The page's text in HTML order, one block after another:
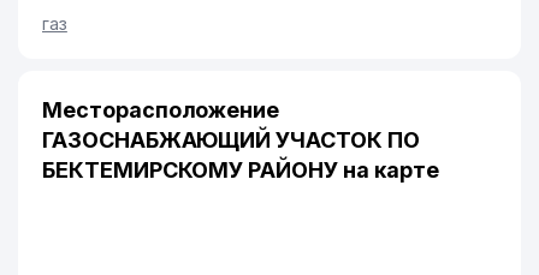
газ
Месторасположение
ГАЗОСНАБЖАЮЩИЙ УЧАСТОК ПО
БЕКТЕМИРСКОМУ РАЙОНУ на карте